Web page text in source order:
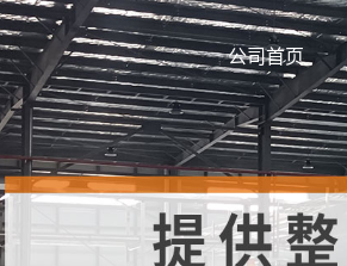
公司首页